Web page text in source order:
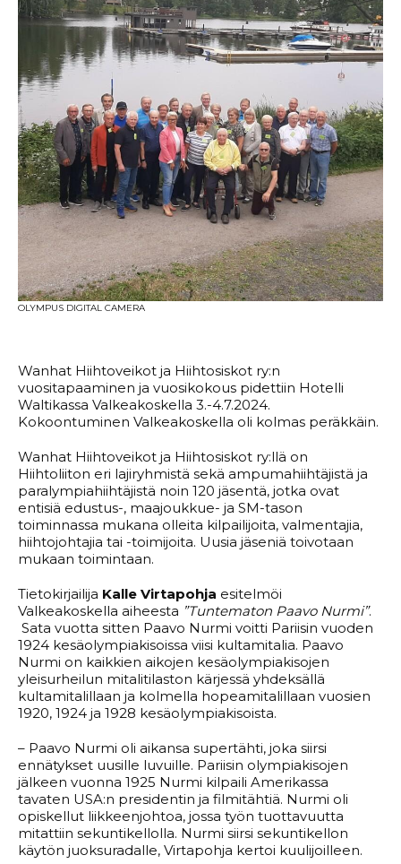
OLYMPUS DIGITAL CAMERA
Wanhat Hiihtoveikot ja Hiihtosiskot ry:n
vuositapaaminen ja vuosikokous pidettiin Hotelli
Waltikassa Valkeakoskella 3.-4.7.2024.
Kokoontuminen Valkeakoskella oli kolmas peräkkäin.
Wanhat Hiihtoveikot ja Hiihtosiskot ry:llä on
Hiihtoliiton eri lajiryhmistä sekä ampumahiihtäjistä ja
paralympiahiihtäjistä noin 120 jäsentä, jotka ovat
entisiä edustus-, maajoukkue- ja SM-tason
toiminnassa mukana olleita kilpailijoita, valmentajia,
hiihtojohtajia tai -toimijoita. Uusia jäseniä toivotaan
mukaan toimintaan.
Tietokirjailija Kalle Virtapohja esitelmöi
Valkeakoskella aiheesta ”Tuntematon Paavo Nurmi”.
Sata vuotta sitten Paavo Nurmi voitti Pariisin vuoden
1924 kesäolympiakisoissa viisi kultamitalia. Paavo
Nurmi on kaikkien aikojen kesäolympiakisojen
yleisurheilun mitalitilaston kärjessä yhdeksällä
kultamitalillaan ja kolmella hopeamitalillaan vuosien
1920, 1924 ja 1928 kesäolympiakisoista.
– Paavo Nurmi oli aikansa supertähti, joka siirsi
ennätykset uusille luvuille. Pariisin olympiakisojen
jälkeen vuonna 1925 Nurmi kilpaili Amerikassa
tavaten USA:n presidentin ja filmitähtiä. Nurmi oli
opiskellut liikkeenjohtoa, jossa työn tuottavuutta
mitattiin sekuntikellolla. Nurmi siirsi sekuntikellon
käytön juoksuradalle, Virtapohja kertoi kuulijoilleen.